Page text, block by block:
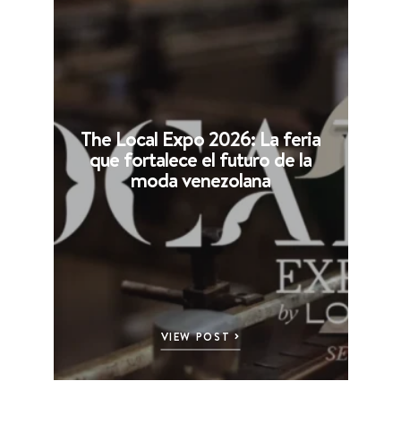
The Local Expo 2026: La feria
que fortalece el futuro de la
moda venezolana
VIEW POST